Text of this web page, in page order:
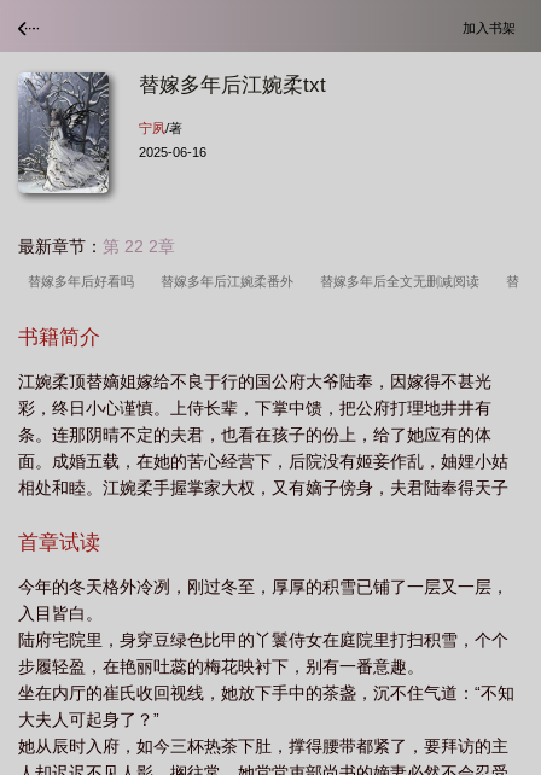
加入书架
替嫁多年后江婉柔txt
宁夙/著
2025-06-16
最新章节： 第 22 2章
替嫁多年后好看吗 替嫁多年后江婉柔番外 替嫁多年后全文无删减阅读 替
嫁多年后 笔趣阁
介 替嫁以后txt盘 替嫁多年后陆奉无错章 替嫁多年后资源 替嫁多年后
宁夙免费阅读笔趣阁 替嫁多年后江婉柔 替嫁多年后 免费阅读 替嫁多年后
结局 替嫁多年后江婉柔txt 替嫁多年后无防盗无错字 替嫁多年后江婉柔讲
的什么 替嫁多年后 晋江 替嫁多年后by宁夙 替嫁多年后 番外 替嫁多年
陆奉江婉柔
书籍简介
江婉柔顶替嫡姐嫁给不良于行的国公府大爷陆奉，因嫁得不甚光
彩，终日小心谨慎。上侍长辈，下掌中馈，把公府打理地井井有
条。连那阴晴不定的夫君，也看在孩子的份上，给了她应有的体
面。成婚五载，在她的苦心经营下，后院没有姬妾作乱，妯娌小姑
相处和睦。江婉柔手握掌家大权，又有嫡子傍身，夫君陆奉得天子
妇，谁人不叹一句江氏好命？至此，江婉柔终于定下心来，准备躺
平静的生活。恭王妃是江婉柔的嫡姐，也是陆奉的青梅竹马，是他
原本准备八抬大轿，娶回来的心上人。恭王家眷尽数被收押审问，
只有王妃被格外关照。此案的主审官，正是她的夫君，陆奉。
（1v1，先婚后爱，微宅斗，甜甜，he）
首章试读
今年的冬天格外冷冽，刚过冬至，厚厚的积雪已铺了一层又一层，
入目皆白。
陆府宅院里，身穿豆绿色比甲的丫鬟侍女在庭院里打扫积雪，个个
步履轻盈，在艳丽吐蕊的梅花映衬下，别有一番意趣。
坐在内厅的崔氏收回视线，她放下手中的茶盏，沉不住气道：“不知
大夫人可起身了？”
她从辰时入府，如今三杯热茶下肚，撑得腰带都紧了，要拜访的主